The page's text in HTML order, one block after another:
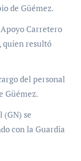
de Güémez.
Carretero
quien resultó
del personal
Güémez.
(GN) se
con la Guardia